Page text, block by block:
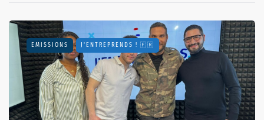
EMISSIONS J'ENTREPRENDS ! 🇫🇷